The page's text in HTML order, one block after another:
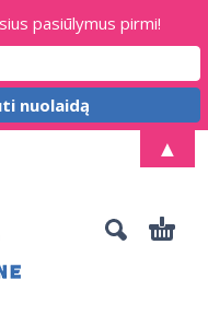
pasiūlymus pirmi!
▲